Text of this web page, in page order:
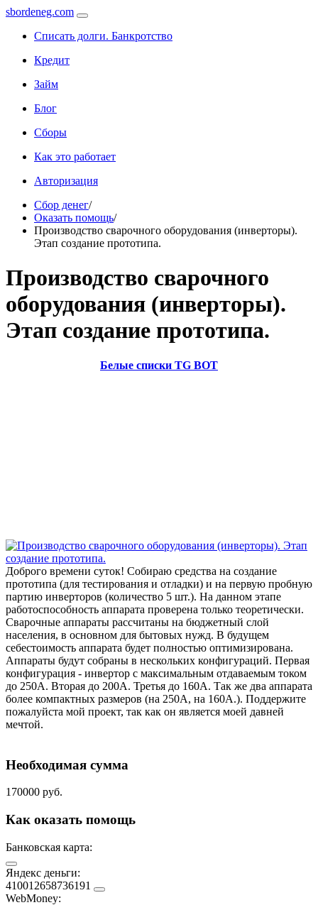
sbordeneg.com
Списать долги. Банкротство
Кредит
Займ
Блог
Сборы
Как это работает
Авторизация
Сбор денег/
Оказать помощь/
Производство сварочного оборудования (инверторы).
Этап создание прототипа.
Производство сварочного
оборудования (инверторы).
Этап создание прототипа.
Белые списки TG BOT
Доброго времени суток! Собираю средства на создание
прототипа (для тестирования и отладки) и на первую пробную
партию инверторов (количество 5 шт.). На данном этапе
работоспособность аппарата проверена только теоретически.
Сварочные аппараты рассчитаны на бюджетный слой
населения, в основном для бытовых нужд. В будущем
себестоимость аппарата будет полностью оптимизирована.
Аппараты будут собраны в нескольких конфигураций. Первая
конфигурация - инвертор с максимальным отдаваемым током
до 250А. Вторая до 200А. Третья до 160А. Так же два аппарата
более компактных размеров (на 250А, на 160А.). Поддержите
пожалуйста мой проект, так как он является моей давней
мечтой.
Необходимая сумма
170000 руб.
Как оказать помощь
Банковская карта:
Яндекс деньги:
410012658736191
WebMoney: